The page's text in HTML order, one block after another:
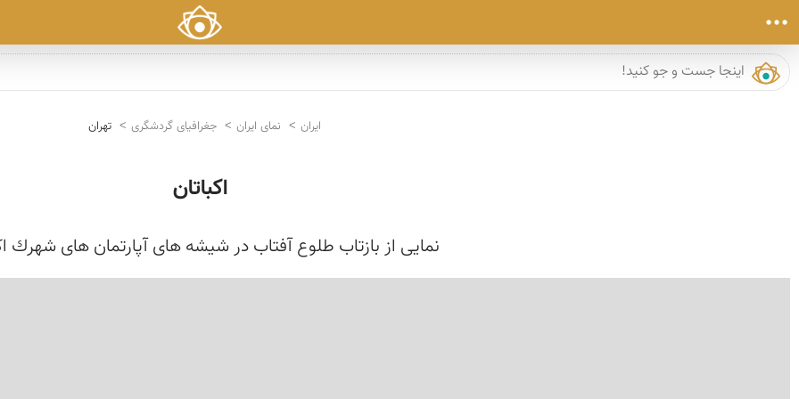
ایران نمای ایران جغرافیای گردشگری تهران
اکباتان
نمایی از بازتاب طلوع آفتاب در شیشه های آپارتمان های شهرك